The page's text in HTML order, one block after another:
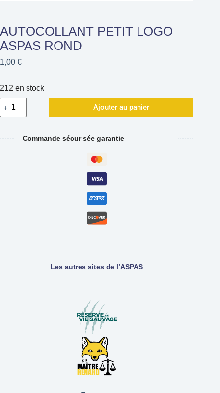
AUTOCOLLANT PETIT LOGO
ASPAS ROND
1,00 €
212 en stock
Ajouter au panier
Commande sécurisée garantie
Les autres sites de l’ASPAS